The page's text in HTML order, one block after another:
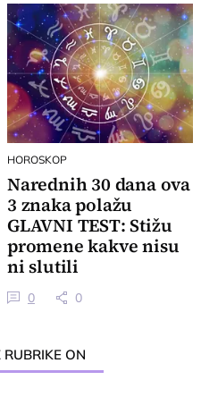
HOROSKOP
Narednih 30 dana ova
3 znaka polažu
GLAVNI TEST: Stižu
promene kakve nisu
ni slutili
0 0
ON